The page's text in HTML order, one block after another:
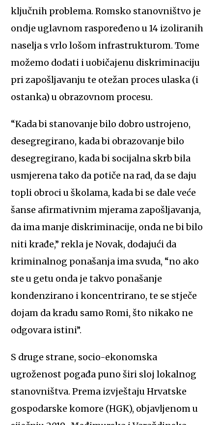
ključnih problema. Romsko stanovništvo je
ondje uglavnom raspoređeno u 14 izoliranih
naselja s vrlo lošom infrastrukturom. Tome
možemo dodati i uobičajenu diskriminaciju
pri zapošljavanju te otežan proces ulaska (i
ostanka) u obrazovnom procesu.
“Kada bi stanovanje bilo dobro ustrojeno,
desegregirano, kada bi obrazovanje bilo
desegregirano, kada bi socijalna skrb bila
usmjerena tako da potiče na rad, da se daju
topli obroci u školama, kada bi se dale veće
šanse afirmativnim mjerama zapošljavanja,
da ima manje diskriminacije, onda ne bi bilo
niti krađe,” rekla je Novak, dodajući da
kriminalnog ponašanja ima svuda, “no ako
ste u getu onda je takvo ponašanje
kondenzirano i koncentrirano, te se stječe
dojam da kradu samo Romi, što nikako ne
odgovara istini”.
S druge strane, socio-ekonomska
ugroženost pogađa puno širi sloj lokalnog
stanovništva. Prema izvještaju Hrvatske
gospodarske komore (HGK), objavljenom u